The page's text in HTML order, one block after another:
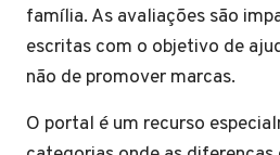
família. As avaliações são
escritas com o objetivo de
não de promover marcas.
O portal é um recurso